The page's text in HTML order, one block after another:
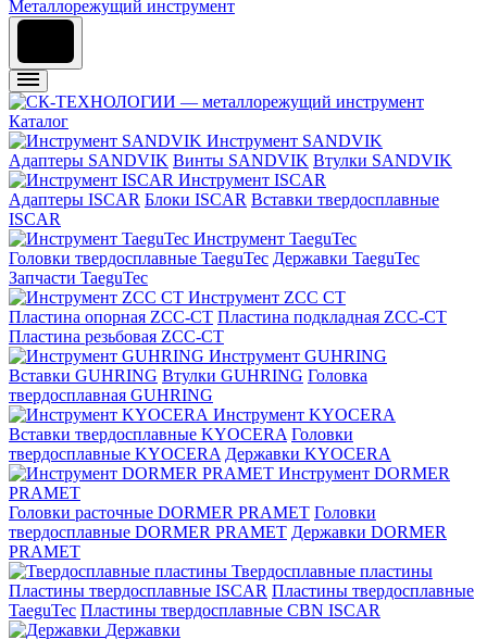
Металлорежущий инструмент
Каталог
Инструмент SANDVIK
Адаптеры SANDVIK Винты SANDVIK Втулки SANDVIK
Инструмент ISCAR
Адаптеры ISCAR Блоки ISCAR Вставки твердосплавные
ISCAR
Инструмент TaeguTec
Головки твердосплавные TaeguTec Державки TaeguTec
Запчасти TaeguTec
Инструмент ZCС CT
Пластина опорная ZCC-CT Пластина подкладная ZCC-CT
Пластина резьбовая ZCC-CT
Инструмент GUHRING
Вставки GUHRING Втулки GUHRING Головка
твердосплавная GUHRING
Инструмент KYOCERA
Вставки твердосплавные KYOCERA Головки
твердосплавные KYOCERA Державки KYOCERA
Инструмент DORMER
PRAMET
Головки расточные DORMER PRAMET Головки
твердосплавные DORMER PRAMET Державки DORMER
PRAMET
Твердосплавные пластины
Пластины твердосплавные ISCAR Пластины твердосплавные
TaeguTec Пластины твердосплавные CBN ISCAR
Державки